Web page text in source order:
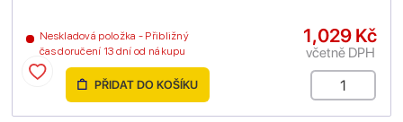
Neskladová položka - Přibližný
čas doručení 13 dní od nákupu
1,029 Kč
včetně DPH
PŘIDAT DO KOŠÍKU